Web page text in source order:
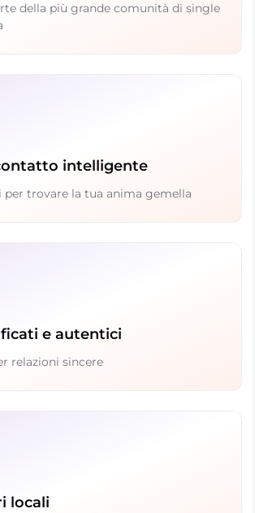
della più grande comunità di single
intelligente
per trovare la tua anima gemella
e autentici
relazioni sincere
locali